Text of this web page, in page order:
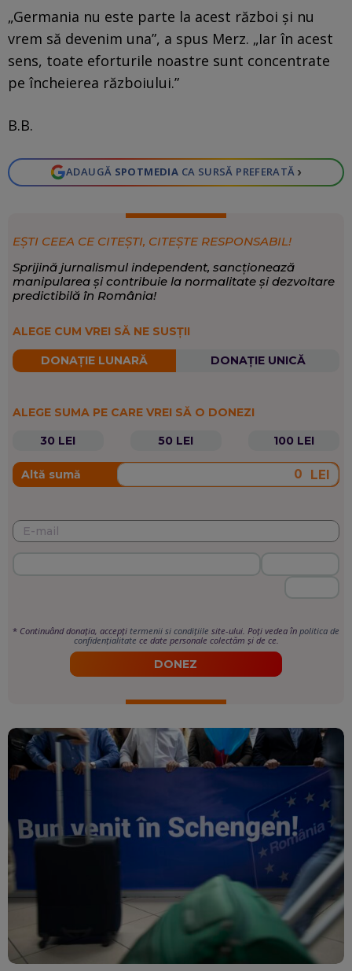
„Germania nu este parte la acest război și nu
vrem să devenim una”, a spus Merz. „Iar în acest
sens, toate eforturile noastre sunt concentrate
pe încheierea războiului.”
B.B.
ADAUGĂ SPOTMEDIA CA SURSĂ PREFERATĂ ›
EȘTI CEEA CE CITEȘTI, CITEȘTE RESPONSABIL!
Sprijină jurnalismul independent, sancționează
manipularea și contribuie la normalitate și dezvoltare
predictibilă în România!
ALEGE CUM VREI SĂ NE SUSȚII
DONAȚIE LUNARĂ DONAȚIE UNICĂ
ALEGE SUMA PE CARE VREI SĂ O DONEZI
30 LEI
50 LEI 100 LEI
Altă sumă LEI
* Continuând donația, accepți termenii si condițiile site-ului. Poți vedea în politica de
confidențialitate ce date personale colectăm și de ce.
DONEZ